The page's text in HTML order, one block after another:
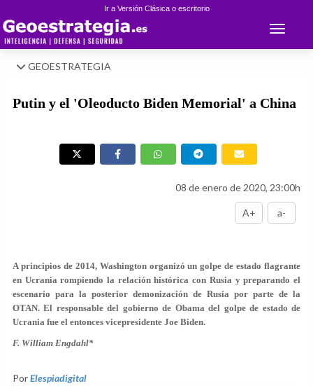
Ir a Versión Clásica o escritorio
Toggle
GEOESTRATEGIA
Putin y el 'Oleoducto Biden Memorial' a China
08 de enero de 2020, 23:00h
A+ a-
A principios de 2014, Washington organizó un golpe de estado flagrante
en Ucrania rompiendo la relación histórica con Rusia y preparando el
escenario para la posterior demonización de Rusia por parte de la
OTAN. El responsable del gobierno de Obama del golpe de estado de
Ucrania fue el entonces vicepresidente Joe Biden.
F. William Engdahl*
PorElespiadigital